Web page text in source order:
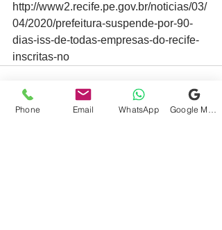
http://www2.recife.pe.gov.br/noticias/03/
04/2020/prefeitura-suspende-por-90-
dias-iss-de-todas-empresas-do-recife-
inscritas-no
Phone Email WhatsApp